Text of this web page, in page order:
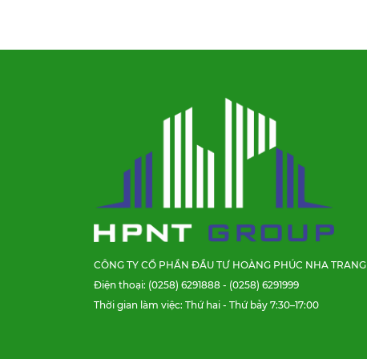
CÔNG TY CỔ PHẦN ĐẦU TƯ HOÀNG PHÚC NHA TRANG
Điện thoại: (0258) 6291888 - (0258) 6291999
Thời gian làm việc: Thứ hai - Thứ bảy 7:30–17:00